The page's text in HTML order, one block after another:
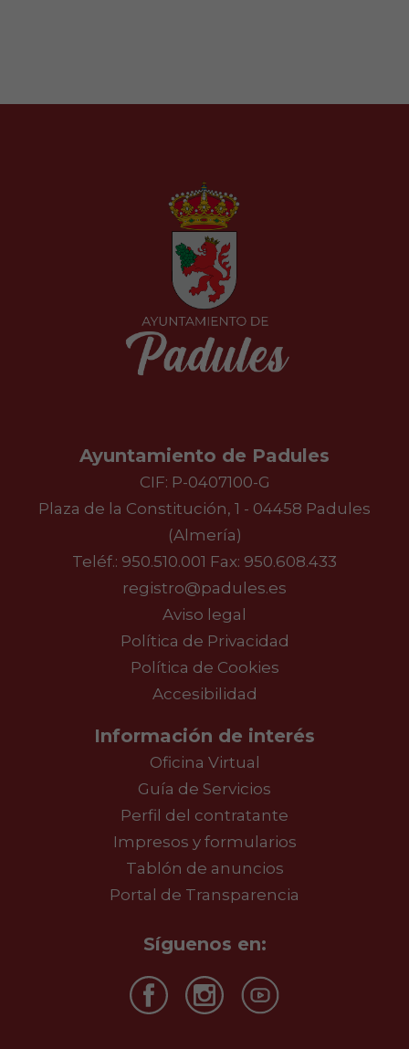
Ayuntamiento de Padules
CIF: P-0407100-G
Plaza de la Constitución, 1 - 04458 Padules
(Almería)
Teléf.: 950.510.001 Fax: 950.608.433
registro@padules.es
Aviso legal
Política de Privacidad
Política de Cookies
Accesibilidad
Información de interés
Oficina Virtual
Guía de Servicios
Perfil del contratante
Impresos y formularios
Tablón de anuncios
Portal de Transparencia
Síguenos en: